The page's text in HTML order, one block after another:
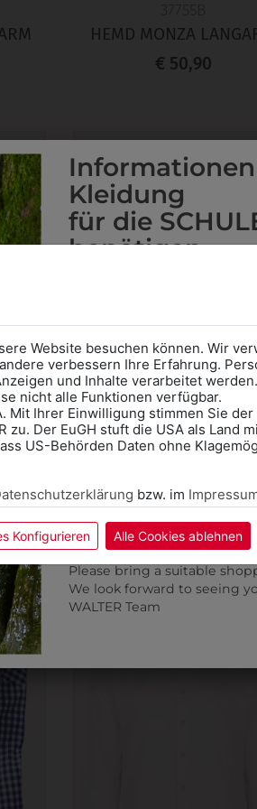
HEMD MONZA
€ 50,90
37978A
HEMD ESTE SLIM
€ 49,90
Website besuchen können. Wir
verbessern Ihre Erfahrung.
und Inhalte verarbeitet
nicht alle Funktionen verfügbar.
Mit Ihrer Einwilligung stimmen Sie
zu. Der EuGH stuft die USA als Land
US-Behörden Daten ohne
bzw. im
Konfigurieren Alle Cookies ablehnen
Kleidung
für die
benötigen
AnprobeVorort im
das Kalendersymbol.
Ohne Termin kann es zu
Bitte nehmen Sie eine
für Ihren Einkauf mit.
Wir freuen uns - Das
correct school.
calendar icon.
Without an appointment,
Please bring a suitable
We look forward to seeing
WALTER Team